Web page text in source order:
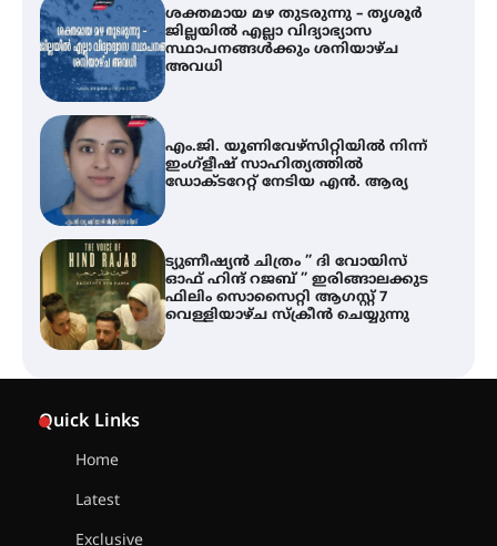
ശക്തമായ മഴ തുടരുന്നു – തൃശൂർ
ജില്ലയിൽ എല്ലാ വിദ്യാഭ്യാസ
സ്ഥാപനങ്ങൾക്കും ശനിയാഴ്ച
അവധി
എം.ജി. യൂണിവേഴ്‌സിറ്റിയിൽ നിന്ന്
ഇംഗ്ളീഷ് സാഹിത്യത്തിൽ
ഡോക്ടറേറ്റ് നേടിയ എൻ. ആര്യ
ട്യുണീഷ്യൻ ചിത്രം ” ദി വോയിസ്
ഓഫ് ഹിന്ദ് റജബ് ” ഇരിങ്ങാലക്കുട
ഫിലിം സൊസൈറ്റി ആഗസ്റ്റ് 7
വെള്ളിയാഴ്ച സ്‌ക്രീൻ ചെയ്യുന്നു
Quick Links
Home
Latest
Exclusive